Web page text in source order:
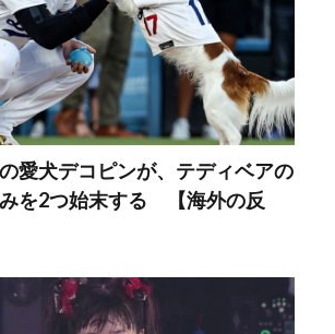
愛犬デコピンが、テディベアの
を2つ始末する 【海外の反